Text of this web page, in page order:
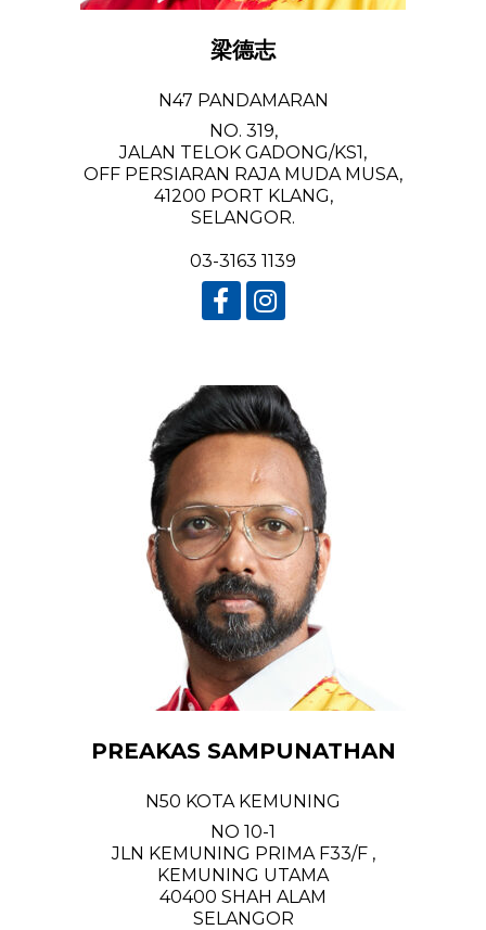
梁德志
N47 PANDAMARAN
NO. 319,
JALAN TELOK GADONG/KS1,
OFF PERSIARAN RAJA MUDA MUSA,
41200 PORT KLANG,
SELANGOR.
03-3163 1139
PREAKAS SAMPUNATHAN
N50 KOTA KEMUNING
NO 10-1
JLN KEMUNING PRIMA F33/F ,
KEMUNING UTAMA
40400 SHAH ALAM
SELANGOR